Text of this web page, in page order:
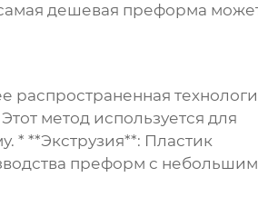
самая дешевая преформа
распространенная
метод используется для
* **Экструзия**: Пластик
преформ с